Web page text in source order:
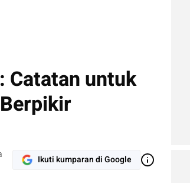
Catatan untuk
Ikuti kumparan di Google